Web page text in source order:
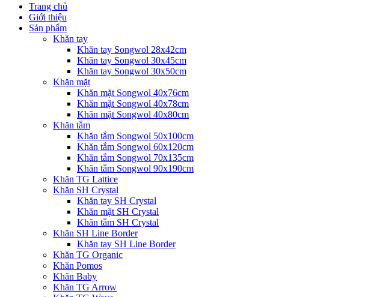
Trang chủ
Giới thiệu
Sản phẩm
Khăn tay
Khăn tay Songwol 28x42cm
Khăn tay Songwol 30x45cm
Khăn tay Songwol 30x50cm
Khăn mặt
Khăn mặt Songwol 40x76cm
Khăn mặt Songwol 40x78cm
Khăn mặt Songwol 40x80cm
Khăn tắm
Khăn tắm Songwol 50x100cm
Khăn tắm Songwol 60x120cm
Khăn tắm Songwol 70x135cm
Khăn tắm Songwol 90x190cm
Khăn TG Lattice
Khăn SH Crystal
Khăn tay SH Crystal
Khăn mặt SH Crystal
Khăn tắm SH Crystal
Khăn SH Line Border
Khăn tay SH Line Border
Khăn TG Organic
Khăn Pomos
Khăn Baby
Khăn TG Arrow